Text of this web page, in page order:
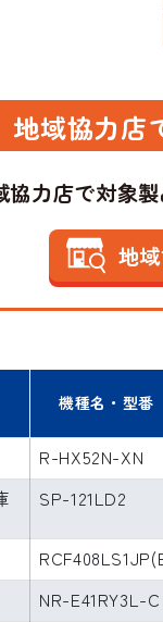
地域協力店
力店で対象
地
機種名・型番
R-HX52N-XN
SP-121LD2
NR-E41RY3L-C